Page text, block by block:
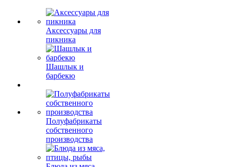
Аксессуары для
пикника
Шашлык и
барбекю
Полуфабрикаты
собственного
производства